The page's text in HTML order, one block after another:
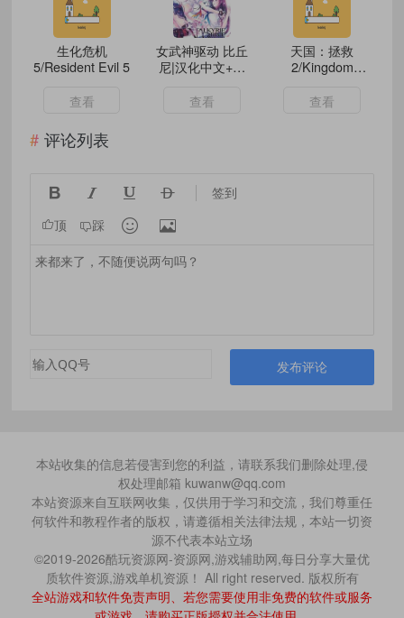
生化危机
5/Resident Evil 5
查看
女武神驱动 比丘
尼|汉化中文+全
查看
天国：拯救
2/Kingdom
Deliverance II
查看
评论列表
    签到
顶 踩  
发布评论
本站收集的信息若侵害到您的利益，请联系我们删除处理,侵
权处理邮箱 kuwanw@qq.com
本站资源来自互联网收集，仅供用于学习和交流，我们尊重任
何软件和教程作者的版权，请遵循相关法律法规，本站一切资
源不代表本站立场
©2019-2026酷玩资源网-资源网,游戏辅助网,每日分享大量优
质软件资源,游戏单机资源！ All right reserved. 版权所有
全站游戏和软件免责声明、若您需要使用非免费的软件或服务